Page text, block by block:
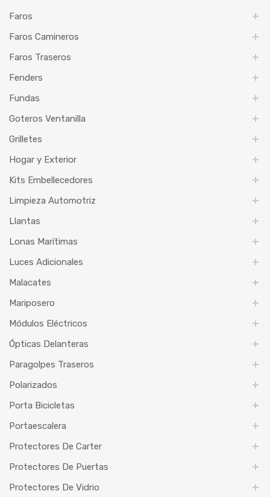
Faros
Faros Camineros
Faros Traseros
Fenders
Fundas
Goteros Ventanilla
Grilletes
Hogar y Exterior
Kits Embellecedores
Limpieza Automotriz
Llantas
Lonas Marítimas
Luces Adicionales
Malacates
Mariposero
Módulos Eléctricos
Ópticas Delanteras
Paragolpes Traseros
Polarizados
Porta Bicicletas
Portaescalera
Protectores De Carter
Protectores De Puertas
Protectores De Vidrio